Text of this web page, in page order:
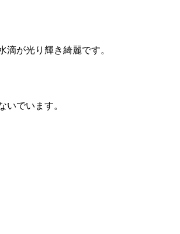
が光り輝き綺麗です。
でいます。